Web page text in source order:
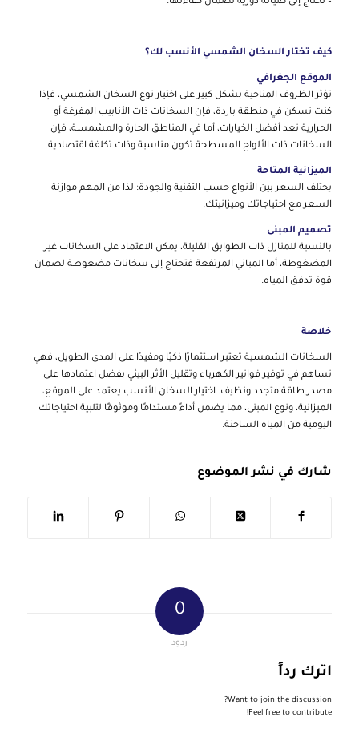
كيف تختار السخان الشمسي الأنسب لك؟
الموقع الجغرافي
تؤثر الظروف المناخية بشكل كبير على اختيار نوع السخان الشمسي، فإذا
كنت تسكن في منطقة باردة، فإن السخانات ذات الأنابيب المفرغة أو
الحرارية تعد أفضل الخيارات، أما في المناطق الحارة والمشمسة، فإن
السخانات ذات الألواح المسطحة تكون مناسبة وذات تكلفة اقتصادية.
الميزانية المتاحة
يختلف السعر بين الأنواع حسب التقنية والجودة؛ لذا من المهم موازنة
السعر مع احتياجاتك وميزانيتك.
تصميم المبنى
بالنسبة للمنازل ذات الطوابق القليلة، يمكن الاعتماد على السخانات غير
المضغوطة، أما المباني المرتفعة فتحتاج إلى سخانات مضغوطة لضمان
قوة تدفق المياه.
خلاصة
السخانات الشمسية تعتبر استثمارًا ذكيًا ومفيدًا على المدى الطويل، فهي
تساهم في توفير فواتير الكهرباء وتقليل الأثر البيئي بفضل اعتمادها على
مصدر طاقة متجدد ونظيف. اختيار السخان الأنسب يعتمد على الموقع،
الميزانية، ونوع المبنى، مما يضمن أداءً مستدامًا وموثوقًا لتلبية احتياجاتك
اليومية من المياه الساخنة.
شارك في نشر الموضوع
0
ردود
اترك رداً
Want to join the discussion?
Feel free to contribute!